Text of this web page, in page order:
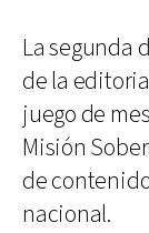
La segunda
de la
juego de
Misión
de
nacional.